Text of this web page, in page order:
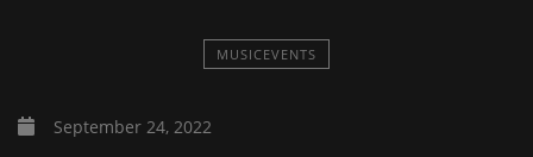
MUSICEVENTS
September 24, 2022